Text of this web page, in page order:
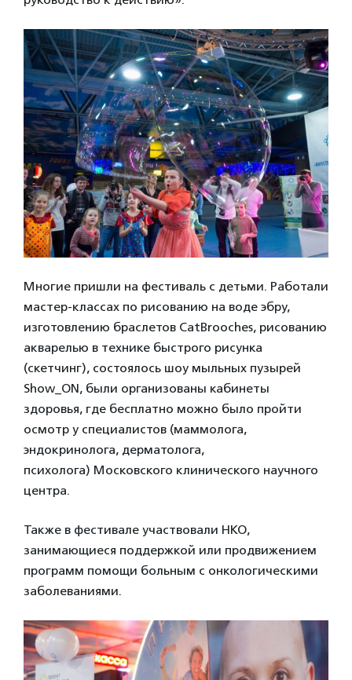
Многие пришли на фестиваль с детьми. Работали
мастер-классах по рисованию на воде эбру,
изготовлению браслетов CatBrooches, рисованию
акварелью в технике быстрого рисунка
(скетчинг), состоялось шоу мыльных пузырей
Show_ON, были организованы кабинеты
здоровья, где бесплатно можно было пройти
осмотр у специалистов (маммолога,
эндокринолога, дерматолога,
психолога) Московского клинического научного
центра.
Также в фестивале участвовали НКО,
занимающиеся поддержкой или продвижением
программ помощи больным с онкологическими
заболеваниями.